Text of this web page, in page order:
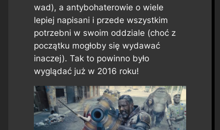
wad), a antybohaterowie o wiele
lepiej napisani i przede wszystkim
potrzebni w swoim oddziale (choć z
początku mogłoby się wydawać
inaczej). Tak to powinno było
wyglądać już w 2016 roku!